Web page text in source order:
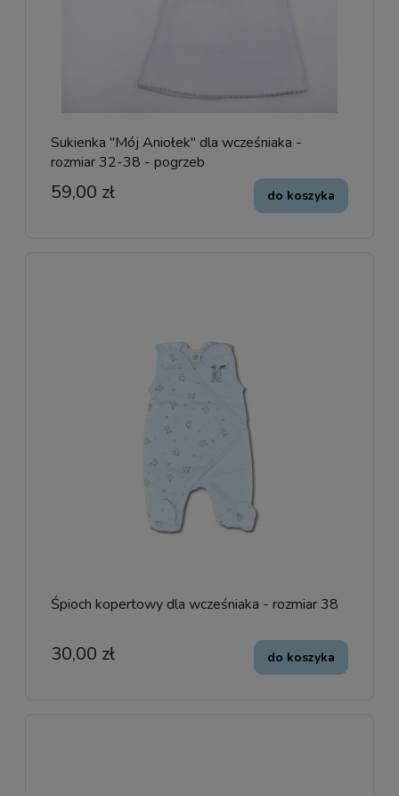
Sukienka "Mój Aniołek" dla wcześniaka -
rozmiar 32-38 - pogrzeb
59,00 zł do koszyka
Śpioch kopertowy dla wcześniaka - rozmiar 38
30,00 zł do koszyka